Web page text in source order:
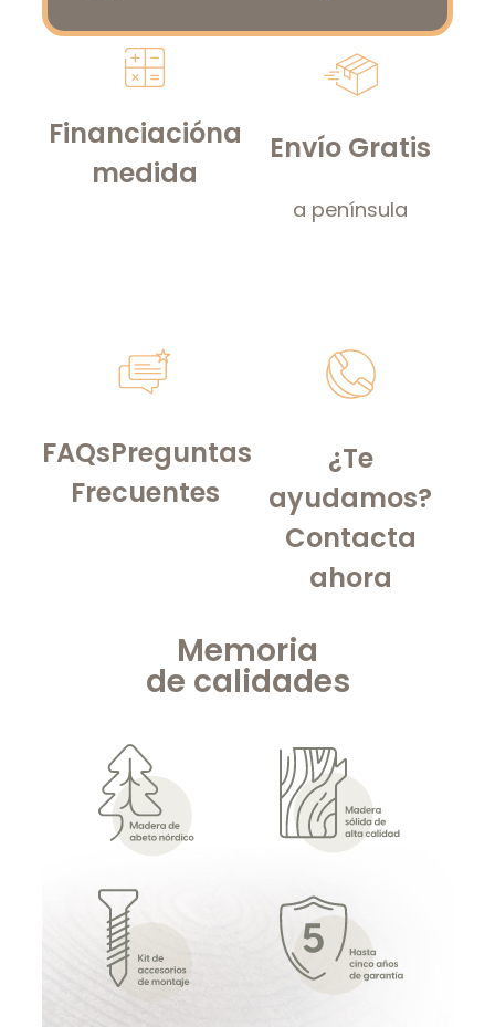
Financiacióna
medida
Envío Gratis
a península
FAQsPreguntas
Frecuentes
¿Te
ayudamos?
Contacta
ahora
Memoria
de calidades